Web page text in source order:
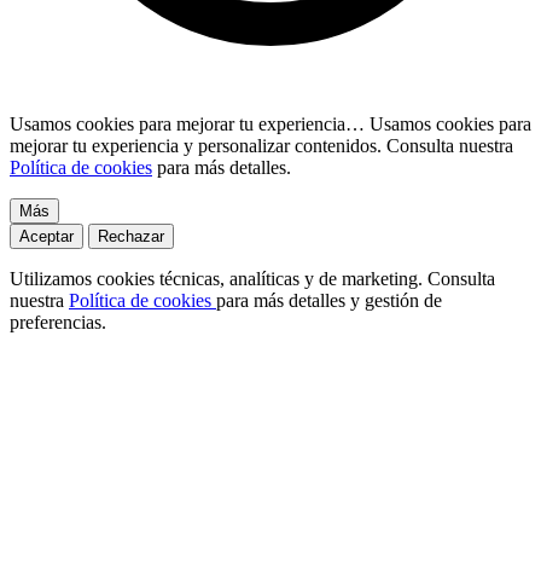
Usamos cookies para mejorar tu experiencia… Usamos cookies para
mejorar tu experiencia y personalizar contenidos. Consulta nuestra
Política de cookies para más detalles.
Más
Aceptar
Rechazar
Utilizamos cookies técnicas, analíticas y de marketing. Consulta
nuestra Política de cookies para más detalles y gestión de
preferencias.